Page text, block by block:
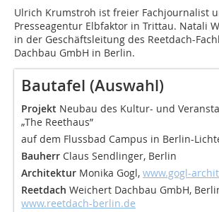
Ulrich Krumstroh ist freier Fachjournalist
Presseagentur Elbfaktor in Trittau. Natali
in der Geschäftsleitung des Reetdach-
Dachbau GmbH in Berlin.
Bautafel (Auswahl)
Projekt Neubau des Kultur- und
„The Reethaus”
auf dem Flussbad Campus in Berlin-
Bauherr Claus Sendlinger, Berlin
Architektur Monika Gogl, www.gogl-
Reetdach Weichert Dachbau GmbH,
www.reetdach-berlin.de